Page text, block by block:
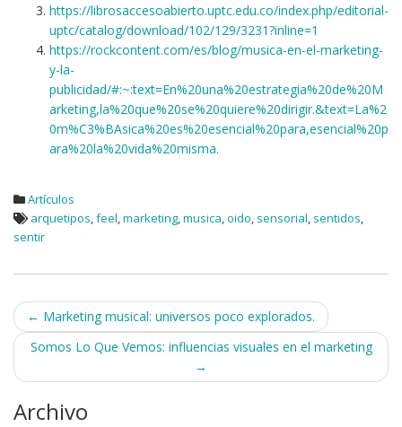
https://librosaccesoabierto.uptc.edu.co/index.php/editorial-
uptc/catalog/download/102/129/3231?inline=1
https://rockcontent.com/es/blog/musica-en-el-marketing-
y-la-
publicidad/#:~:text=En%20una%20estrategia%20de%20M
arketing,la%20que%20se%20quiere%20dirigir.&text=La%2
0m%C3%BAsica%20es%20esencial%20para,esencial%20p
ara%20la%20vida%20misma.
Artículos
arquetipos,feel,marketing,musica,oido, sensorial, sentidos,
sentir
Navegación
de
entradas
← Marketing musical: universos poco explorados.
Somos Lo Que Vemos: influencias visuales en el marketing
→
Archivo